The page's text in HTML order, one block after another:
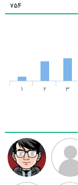
754
1 2 3